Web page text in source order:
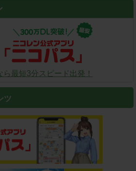
最短3分スピード出発！
ツ